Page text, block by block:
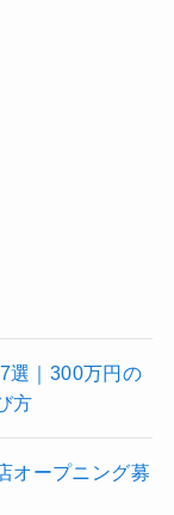
選｜300万円の
方
オープニング募